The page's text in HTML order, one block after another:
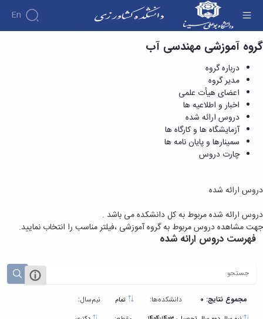
En
دروس ارائه شده - دانشکده کشاورزی
گروه آموزشی مهندسی آب
درباره گروه
مدیر گروه
اعضای هیأت علمی
اخبار و اطلاعیه ها
دروس ارائه شده
آزمایشگاه ها و کارگاه ها
سمینارها و پایان نامه ها
چارت دروس
دروس ارائه شده
دروس ارائه شده مربوط به کل دانشکده می باشد .
جهت مشاهده دروس مربوط به گروه آموزشی ،فیلتر مناسب را انتخاب نمایید.
فهرست دروس ارائه شده
مجموع نتایج: 0 دانشکده‌ها: نیم‌سال: